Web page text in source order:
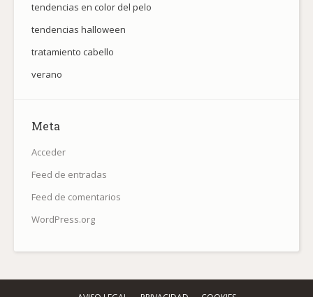
tendencias en color del pelo
tendencias halloween
tratamiento cabello
verano
Meta
Acceder
Feed de entradas
Feed de comentarios
WordPress.org